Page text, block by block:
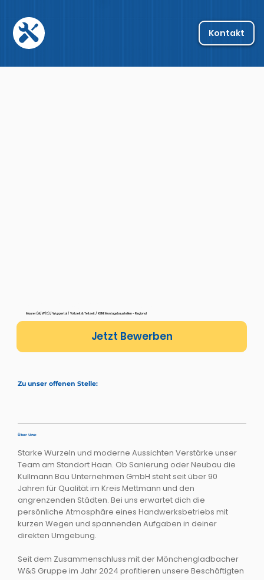
Zu unser offenen Stelle:
Über Uns:
Starke Wurzeln und moderne Aussichten Verstärke unser
Team am Standort Haan. Ob Sanierung oder Neubau die
Kullmann Bau Unternehmen GmbH steht seit über 90
Jahren für Qualität im Kreis Mettmann und den
angrenzenden Städten. Bei uns erwartet dich die
persönliche Atmosphäre eines Handwerksbetriebs mit
kurzen Wegen und spannenden Aufgaben in deiner
direkten Umgebung.
Seit dem Zusammenschluss mit der Mönchengladbacher
W&S Gruppe im Jahr 2024 profitieren unsere Beschäftigten
Maurer (M/W/D) / Wuppertal / Vollzeit & Teilzeit / KEINE Montagebaustellen - Regional
Jetzt Bewerben
Kontakt